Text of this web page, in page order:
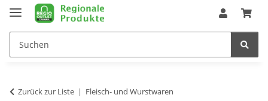
Zurück zur Liste Fleisch- und Wurstwaren